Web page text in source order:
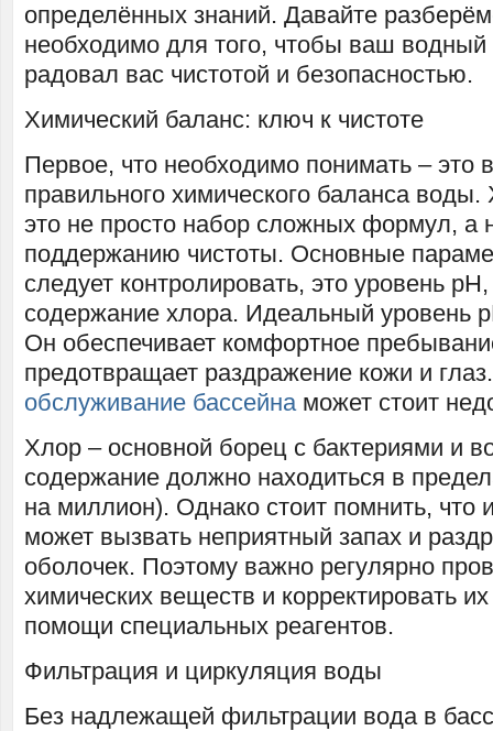
определённых знаний. Давайте
необходимо для того, чтобы ваш водный
радовал вас чистотой и безопасностью.
Химический баланс: ключ к чистоте
Первое, что необходимо понимать – это
правильного химического баланса
это не просто набор сложных формул, а
поддержанию чистоты. Основные
следует контролировать, это уровень
содержание хлора. Идеальный уровень
Он обеспечивает комфортное
предотвращает раздражение кожи и
обслуживание бассейнаможет стоит
Хлор – основной борец с бактериями и
содержание должно находиться в
на миллион). Однако стоит помнить, что
может вызвать неприятный запах и
оболочек. Поэтому важно регулярно
химических веществ и корректировать
помощи специальных реагентов.
Фильтрация и циркуляция воды
Без надлежащей фильтрации вода в